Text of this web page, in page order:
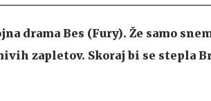
drama Bes (Fury). Že samo
zapletov. Skoraj bi se stepla